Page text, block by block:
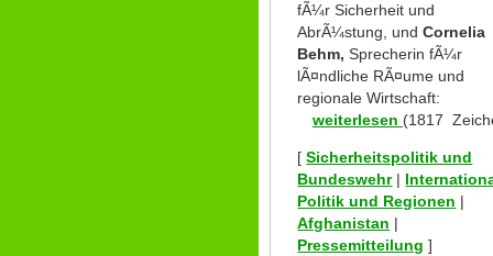
fÃ¼r Sicherheit und
AbrÃ¼stung, undCornelia
Behm, Sprecherin fÃ¼r
lÃ¤ndliche RÃ¤ume und
regionale Wirtschaft:
weiterlesen (1817
[Sicherheitspolitik und
Bundeswehr|
Politik und Regionen |
Afghanistan |
Pressemitteilung ]